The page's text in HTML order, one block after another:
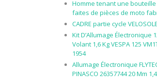
Homme tenant une
faites de pièces de moto
CADRE partie cycle
Kit D’Allumage Électronique
Volant 1,6 Kg VESPA 125
1954
Allumage Électronique
PINASCO 26357744 20 Mm